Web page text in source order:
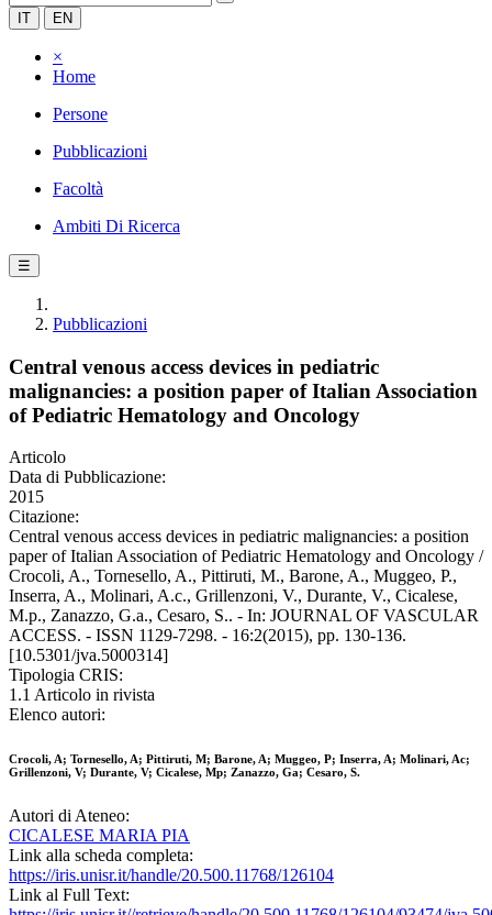
IT EN
×
Home
Persone
Pubblicazioni
Facoltà
Ambiti Di Ricerca
☰
Pubblicazioni
Central venous access devices in pediatric
malignancies: a position paper of Italian Association
of Pediatric Hematology and Oncology
Articolo
Data di Pubblicazione:
2015
Citazione:
Central venous access devices in pediatric malignancies: a position
paper of Italian Association of Pediatric Hematology and Oncology /
Crocoli, A., Tornesello, A., Pittiruti, M., Barone, A., Muggeo, P.,
Inserra, A., Molinari, A.c., Grillenzoni, V., Durante, V., Cicalese,
M.p., Zanazzo, G.a., Cesaro, S.. - In: JOURNAL OF VASCULAR
ACCESS. - ISSN 1129-7298. - 16:2(2015), pp. 130-136.
[10.5301/jva.5000314]
Tipologia CRIS:
1.1 Articolo in rivista
Elenco autori:
Crocoli, A; Tornesello, A; Pittiruti, M; Barone, A; Muggeo, P; Inserra, A; Molinari, Ac;
Grillenzoni, V; Durante, V; Cicalese, Mp; Zanazzo, Ga; Cesaro, S.
Autori di Ateneo:
CICALESE MARIA PIA
Link alla scheda completa:
https://iris.unisr.it/handle/20.500.11768/126104
Link al Full Text: